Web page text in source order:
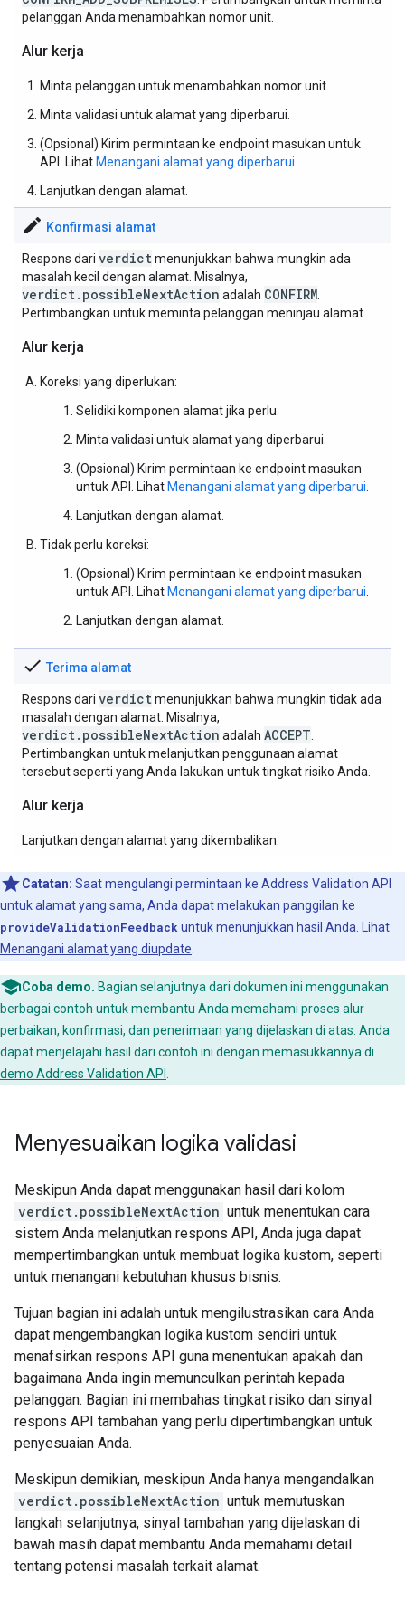
pelanggan Anda menambahkan nomor unit.
Alur kerja
Minta pelanggan untuk menambahkan nomor unit.
Minta validasi untuk alamat yang diperbarui.
(Opsional) Kirim permintaan ke endpoint masukan untuk
API. Lihat Menangani alamat yang diperbarui
Lanjutkan dengan alamat.
edit Konfirmasi alamat
Respons dari verdictmenunjukkan bahwa mungkin ada
masalah kecil dengan alamat. Misalnya,
verdict.possibleNextAction adalah CONFIRM
Pertimbangkan untuk meminta pelanggan meninjau alamat.
Alur kerja
Koreksi yang diperlukan:
Selidiki komponen alamat jika perlu.
Minta validasi untuk alamat yang diperbarui.
(Opsional) Kirim permintaan ke endpoint masukan
untuk API. Lihat Menangani alamat yang diperbarui
Lanjutkan dengan alamat.
Tidak perlu koreksi:
(Opsional) Kirim permintaan ke endpoint masukan
untuk API. Lihat Menangani alamat yang diperbarui
Lanjutkan dengan alamat.
check Terima alamat
Respons dari verdictmenunjukkan bahwa mungkin tidak ada
masalah dengan alamat. Misalnya,
verdict.possibleNextAction adalah ACCEPT
Pertimbangkan untuk melanjutkan penggunaan alamat
tersebut seperti yang Anda lakukan untuk tingkat risiko Anda.
Alur kerja
Lanjutkan dengan alamat yang dikembalikan.
Catatan: Saat mengulangi permintaan ke Address Validation API
untuk alamat yang sama, Anda dapat melakukan panggilan ke
provideValidationFeedback untuk menunjukkan hasil Anda. Lihat
Menangani alamat yang diupdate
Coba demo. Bagian selanjutnya dari dokumen ini menggunakan
berbagai contoh untuk membantu Anda memahami proses alur
perbaikan, konfirmasi, dan penerimaan yang dijelaskan di atas. Anda
dapat menjelajahi hasil dari contoh ini dengan memasukkannya di
demo Address Validation API
Menyesuaikan logika validasi
Meskipun Anda dapat menggunakan hasil dari kolom
verdict.possibleNextAction untuk menentukan cara
sistem Anda melanjutkan respons API, Anda juga dapat
mempertimbangkan untuk membuat logika kustom, seperti
untuk menangani kebutuhan khusus bisnis.
Tujuan bagian ini adalah untuk mengilustrasikan cara Anda
dapat mengembangkan logika kustom sendiri untuk
menafsirkan respons API guna menentukan apakah dan
bagaimana Anda ingin memunculkan perintah kepada
pelanggan. Bagian ini membahas tingkat risiko dan sinyal
respons API tambahan yang perlu dipertimbangkan untuk
penyesuaian Anda.
Meskipun demikian, meskipun Anda hanya mengandalkan
verdict.possibleNextAction untuk memutuskan
langkah selanjutnya, sinyal tambahan yang dijelaskan di
bawah masih dapat membantu Anda memahami detail
tentang potensi masalah terkait alamat.